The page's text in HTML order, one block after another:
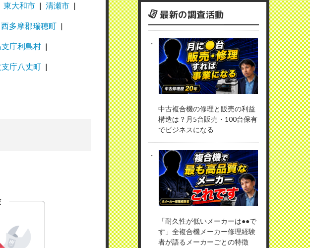
東大和市 清瀬市
西多摩郡瑞穂町
支庁利島村
支庁八丈町
最新の調査活動
中古複合機の修理と販売の利益
構造は？月5台販売・100台保有
でビジネスになる
「耐久性が低いメーカーは●●で
す」全複合機メーカー修理経験
者が語るメーカーごとの特徴